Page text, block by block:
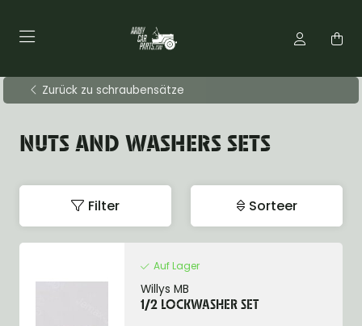
Zurück zu schraubensätze
NUTS AND WASHERS SETS
Filter Sorteer
Auf Lager
Willys MB
1/2 LOCKWASHER SET